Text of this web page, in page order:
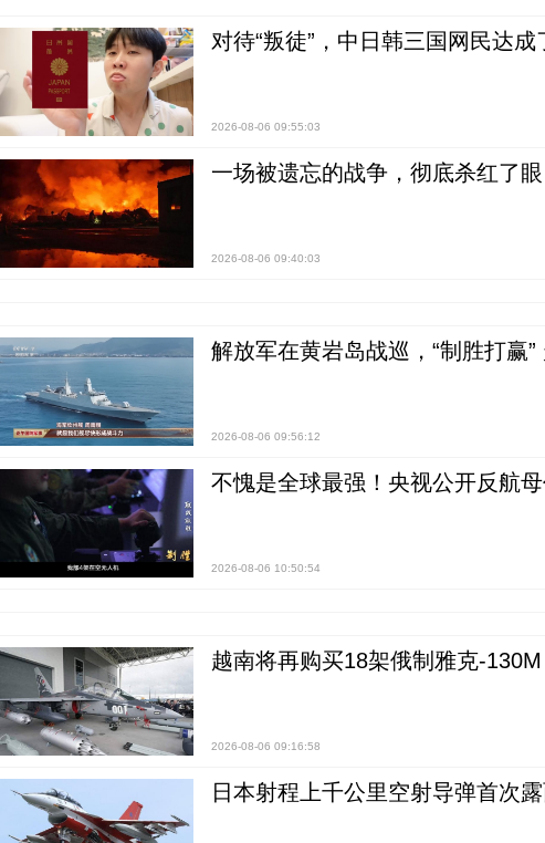
对待“叛徒”，中日韩三国网民达成
2026-08-06 09:55:03
一场被遗忘的战争，彻底杀红了眼
2026-08-06 09:40:03
解放军在黄岩岛战巡，“制胜打赢
2026-08-06 09:56:12
不愧是全球最强！央视公开反航
2026-08-06 10:50:54
越南将再购买18架俄制雅克-130M
2026-08-06 09:16:58
日本射程上千公里空射导弹首次